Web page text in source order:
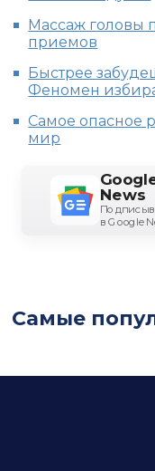
Массаж головы
приемов
Быстрее
Феномен
Самое опасное
мир
News
в Google
Самые